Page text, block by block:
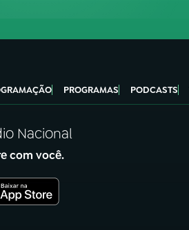
PROGRAMAS PODCASTS
Nacional
com você.